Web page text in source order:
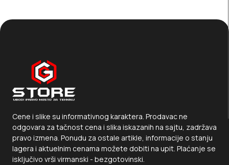
Cene i slike su informativnog karaktera. Prodavac ne
odgovara za tačnost cena i slika iskazanih na sajtu, zadržava
pravo izmena. Ponudu za ostale artikle, informacije o stanju
lagera i aktuelnim cenama možete dobiti na upit. Plaćanje se
isključivo vrši virmanski - bezgotovinski.